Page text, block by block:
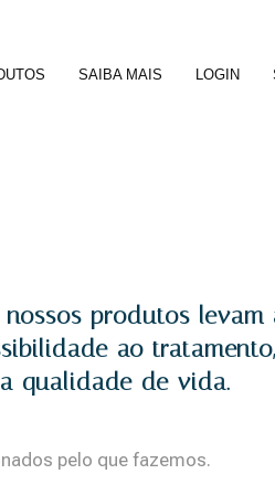
SAIBA MAIS LOGIN
produtos levam
ao tratamento,
qualidade de vida.
pelo que fazemos.